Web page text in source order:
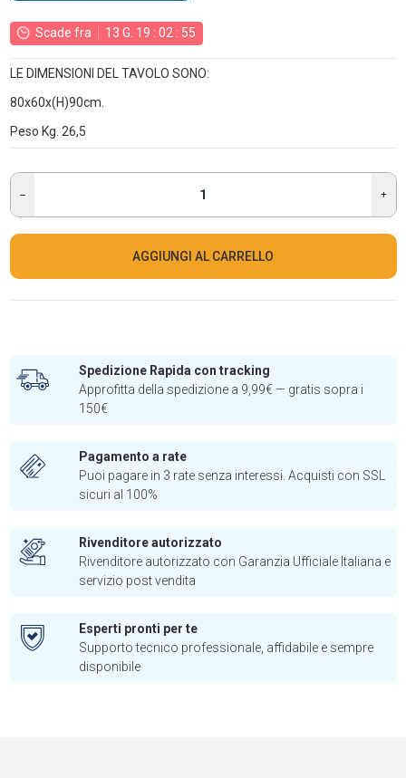
Scade fra 13 G. 19 : 02: 55
LE DIMENSIONI DEL TAVOLO SONO:
80x60x(H)90cm.
Peso Kg. 26,5
AGGIUNGI AL CARRELLO
Spedizione Rapida con tracking
Approfitta della spedizione a 9,99€ — gratis sopra i
150€
Pagamento a rate
Puoi pagare in 3 rate senza interessi. Acquisti con SSL
sicuri al 100%
Rivenditore autorizzato
Rivenditore autorizzato con Garanzia Ufficiale Italiana e
servizio post vendita
Esperti pronti per te
Supporto tecnico professionale, affidabile e sempre
disponibile